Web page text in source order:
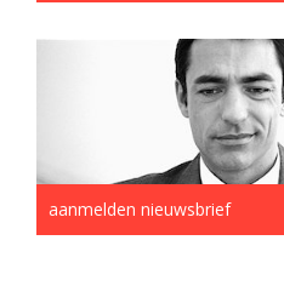
aanmelden nieuwsbrief